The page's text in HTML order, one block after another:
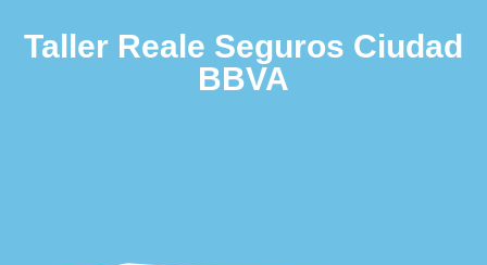
Taller Reale Seguros Ciudad
BBVA